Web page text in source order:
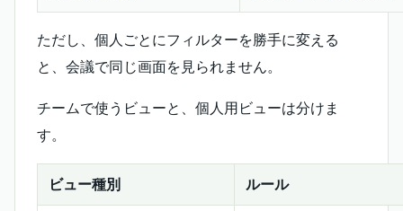
ただし、個人ごとにフィルターを勝手に変える
と、会議で同じ画面を見られません。
チームで使うビューと、個人用ビューは分けま
す。
ビュー種別 ルール